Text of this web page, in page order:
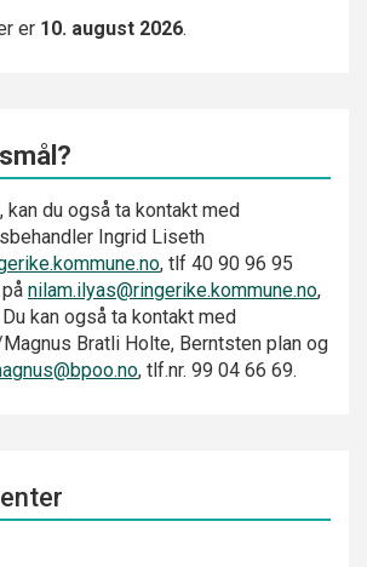
er 10. august 2026.
kan du også ta kontakt med
Ingrid Liseth
, tlf 40 90 96 95
nilam.ilyas@ringerike.kommune.no,
kan også ta kontakt med
Bratli Holte, Berntsten plan og
, tlf.nr. 99 04 66 69.